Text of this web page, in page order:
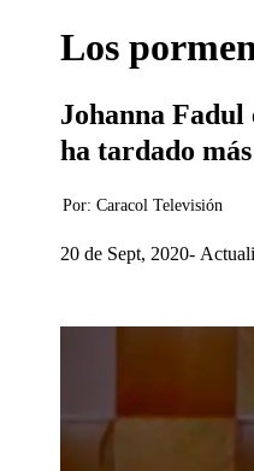
Los
Johanna Fadul
ha tardado
Por: Caracol Televisión
20 de Sept, 2020